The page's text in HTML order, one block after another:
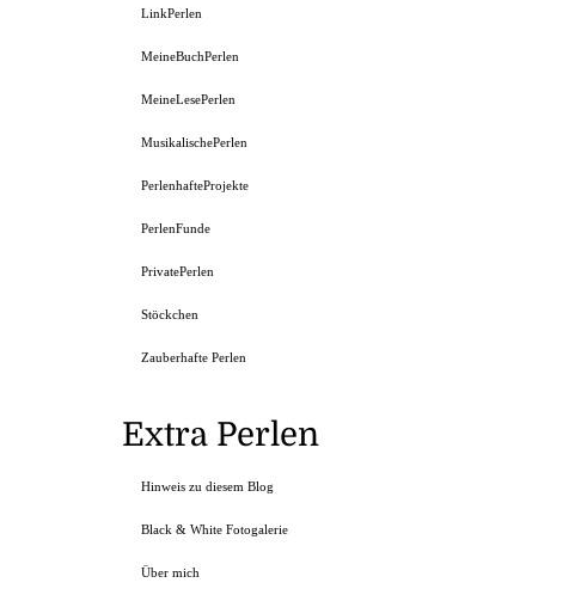
LinkPerlen
MeineBuchPerlen
MeineLesePerlen
MusikalischePerlen
PerlenhafteProjekte
PerlenFunde
PrivatePerlen
Stöckchen
Zauberhafte Perlen
Extra Perlen
Hinweis zu diesem Blog
Black & White Fotogalerie
Über mich